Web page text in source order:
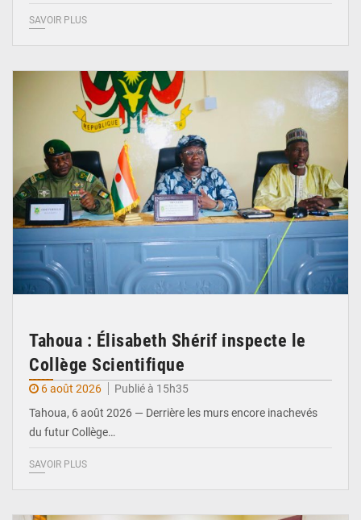
SAVOIR PLUS
Tahoua : Élisabeth Shérif inspecte le
Collège Scientifique
6 août 2026
Publié à 15h35
Tahoua, 6 août 2026 — Derrière les murs encore inachevés
du futur Collège…
SAVOIR PLUS